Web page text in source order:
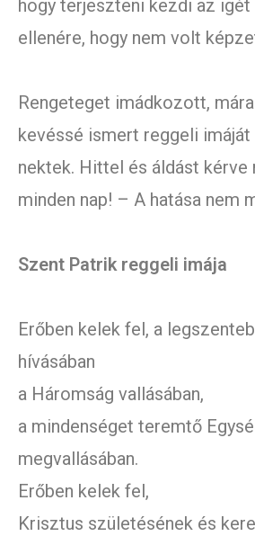
hogy terjeszteni kezdi az igét
ellenére, hogy nem volt
Rengeteget imádkozott,
kevéssé ismert reggeli
nektek. Hittel és áldást kérve
minden nap! – A hatása nem
Szent Patrik reggeli imája
Erőben kelek fel, a
hívásában
a Háromság vallásában,
a mindenséget teremtő
megvallásában.
Erőben kelek fel,
Krisztus születésének és